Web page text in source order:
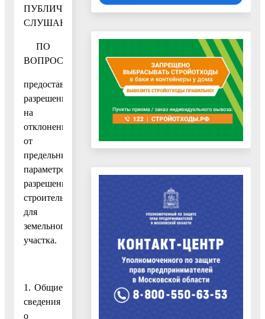
ПУБЛИЧНЫХ
СЛУШАНИЙ
ПО
ВОПРОСАМ
предоставления
разрешения
на
отклонение
от
предельных
параметров
разрешенного
строительства
для
земельного
участка.
1. Общие
сведения
о